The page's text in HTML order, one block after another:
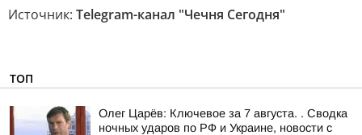
Источник: Telegram-канал "Чечня Сегодня"
ТОП
Олег Царёв: Ключевое за 7 августа. . Сводка
ночных ударов по РФ и Украине, новости с